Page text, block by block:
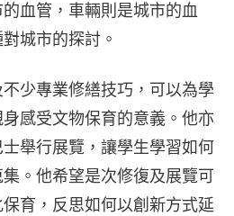
血管，車輛則是城市的血
城市的探討。
少專業修繕技巧，可以為學
感受文物保育的意義。他亦
舉行展覽，讓學生學習如何
。他希望是次修復及展覽可
育，反思如何以創新方式延